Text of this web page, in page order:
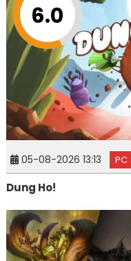
6.0
05-08-2026 13:13 PC
Dung Ho!